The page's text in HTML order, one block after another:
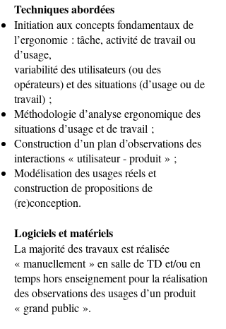
Techniques abordées
Initiation aux concepts fondamentaux de
l’ergonomie : tâche, activité de travail ou
d’usage,
variabilité des utilisateurs (ou des
opérateurs) et des situations (d’usage ou de
travail) ;
Méthodologie d’analyse ergonomique des
situations d’usage et de travail ;
Construction d’un plan d’observations des
interactions « utilisateur - produit » ;
Modélisation des usages réels et
construction de propositions de
(re)conception.
Logiciels et matériels
La majorité des travaux est réalisée
« manuellement » en salle de TD et/ou en
temps hors enseignement pour la réalisation
des observations des usages d’un produit
« grand public ».